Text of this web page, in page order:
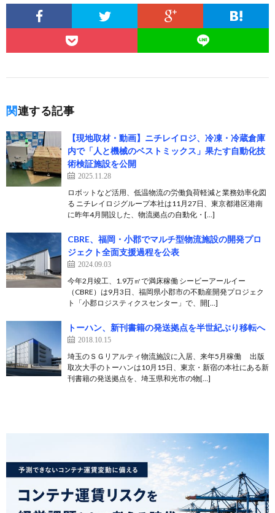
関連する記事
【現地取材・動画】ニチレイロジ、冷凍・冷蔵倉庫
内で「人と機械のベストミックス」果たす自動化技
術検証施設を公開
2025.11.28
ロボットなど活用、低温物流の労働負荷軽減と業務効率化図
る ニチレイロジグループ本社は11月27日、東京都港区港南
に昨年4月開設した、物流拠点の自動化・[…]
CBRE、福岡・小郡でマルチ型物流施設の開発プロ
ジェクト全面支援過程を公表
2024.09.03
今年2月竣工、1.9万㎡で満床稼働 シービーアールイー
（CBRE）は9月3日、福岡県小郡市の不動産開発プロジェク
ト「小郡ロジスティクスセンター」で、開[…]
トーハン、新刊書籍の発送拠点を半世紀ぶり移転へ
2018.10.15
埼玉のＳＧリアルティ物流施設に入居、来年5月稼働 出版
取次大手のトーハンは10月15日、東京・新宿の本社にある新
刊書籍の発送拠点を、埼玉県和光市の物[…]